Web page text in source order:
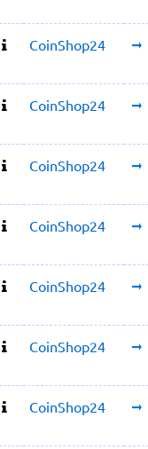
CoinShop24
CoinShop24
CoinShop24
CoinShop24
CoinShop24
CoinShop24
CoinShop24